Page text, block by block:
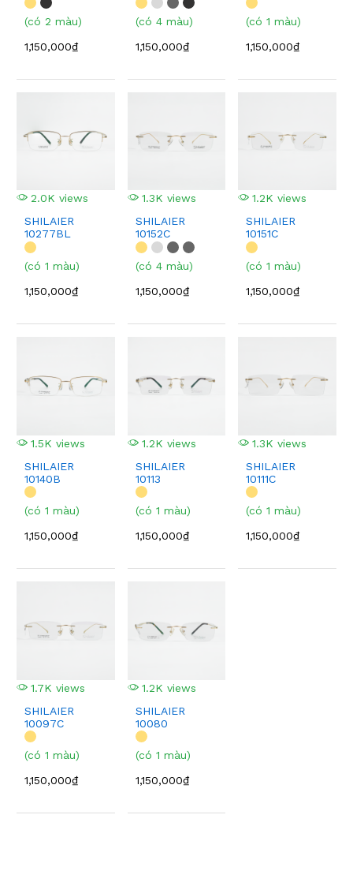
(có 2 màu)
1,150,000₫
(có 4 màu)
1,150,000₫
(có 1 màu)
1,150,000₫
2.0K views
SHILAIER
10277BL
(có 1 màu)
1,150,000₫
1.3K views
SHILAIER
10152C
(có 4 màu)
1,150,000₫
1.2K views
SHILAIER
10151C
(có 1 màu)
1,150,000₫
1.5K views
SHILAIER
10140B
(có 1 màu)
1,150,000₫
1.2K views
SHILAIER
10113
(có 1 màu)
1,150,000₫
1.3K views
SHILAIER
10111C
(có 1 màu)
1,150,000₫
1.7K views
SHILAIER
10097C
(có 1 màu)
1,150,000₫
1.2K views
SHILAIER
10080
(có 1 màu)
1,150,000₫